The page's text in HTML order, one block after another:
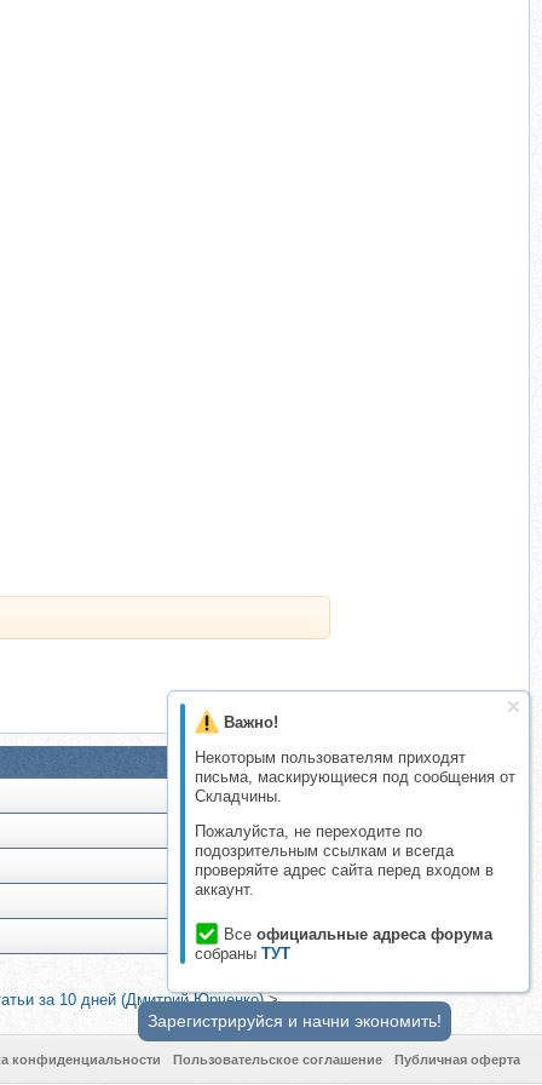
Важно!
Некоторым пользователям приходят
письма, маскирующиеся под сообщения от
Складчины.
Пожалуйста, не переходите по
подозрительным ссылкам и всегда
проверяйте адрес сайта перед входом в
аккаунт.
Все официальные адреса форума
собраны ТУТ
за 10 дней (Дмитрий Юрченко)>
конфиденциальности Пользовательское соглашение Публичная оферта
Зарегистрируйся и начни экономить!